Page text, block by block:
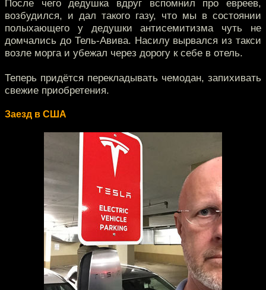
После чего дедушка вдруг вспомнил про евреев,
возбудился, и дал такого газу, что мы в состоянии
полыхающего у дедушки антисемитизма чуть не
домчались до Тель-Авива. Насилу вырвался из такси
возле морга и убежал через дорогу к себе в отель.
Теперь придётся перекладывать чемодан, запихивать
свежие приобретения.
Заезд в США